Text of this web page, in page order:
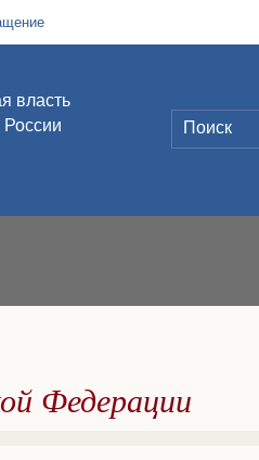
власть
России
Федерации